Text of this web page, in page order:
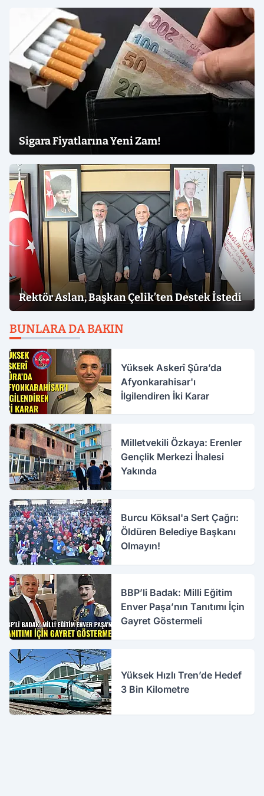
Sigara Fiyatlarına Yeni Zam!
Rektör Aslan, Başkan Çelik’ten Destek İstedi
BUNLARA DA BAKIN
Yüksek Askerî Şûra’da
Afyonkarahisar'ı
İlgilendiren İki Karar
Milletvekili Özkaya: Erenler
Gençlik Merkezi İhalesi
Yakında
Burcu Köksal'a Sert Çağrı:
Öldüren Belediye Başkanı
Olmayın!
BBP’li Badak: Milli Eğitim
Enver Paşa’nın Tanıtımı İçin
Gayret Göstermeli
Yüksek Hızlı Tren’de Hedef
3 Bin Kilometre